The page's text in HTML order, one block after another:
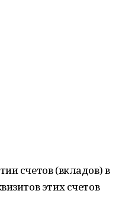
счетов (вкладов) в
этих счетов